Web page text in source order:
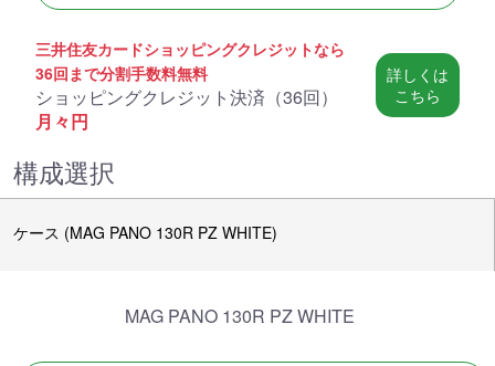
三井住友カードショッピングクレジットなら
36回まで分割手数料無料
ショッピングクレジット決済（36回）
月々円
詳しくは
こちら
構成選択
ケース (MAG PANO 130R PZ WHITE)
MAG PANO 130R PZ WHITE